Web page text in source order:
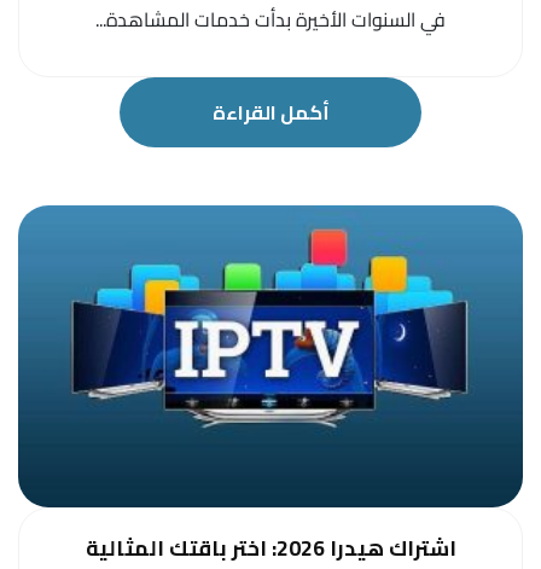
في السنوات الأخيرة بدأت خدمات المشاهدة...
أكمل القراءة
اشتراك هيدرا 2026: اختر باقتك المثالية